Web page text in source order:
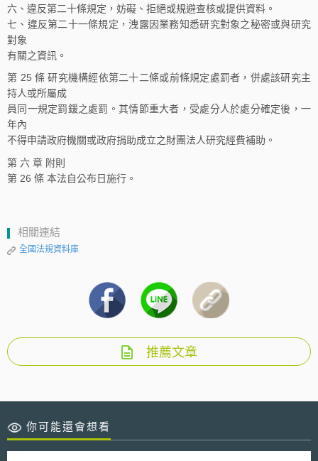
六、違反第二十條規定，妨礙、拒絕或規避查核或提供資料。
七、違反第二十一條規定，洩露因業務知悉研究對象之秘密或與研究
對象
有關之資訊。
第 25 條 研究機構經依第二十二條或前條規定處罰者，併處該研究主
持人或所屬成
員同一規定罰鍰之處罰。其情節重大者，受處分人於處分確定後，一
年內
不得申請政府機關或政府捐助成立之財團法人研究經費補助。
第 六 章 附則
第 26 條 本法自公布日施行。
相關連結
全國法規資料庫
推薦文章
你可能還會想看